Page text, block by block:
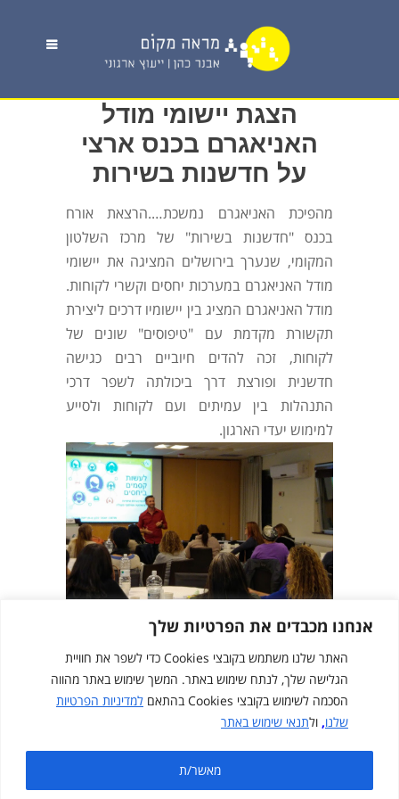
אנחנו מכבדים את הפרטיות שלך
האתר שלנו משתמש בקובצי Cookies כדי לשפר את חוויית
הגלישה שלך, לנתח שימוש באתר. המשך שימוש באתר מהווה
הסכמה לשימוש בקובצי Cookies בהתאם
למדיניות הפרטיות
שלנו, ולתנאי שימוש באתר
מאשר/ת
הצגת יישומי מודל
האניאגרם בכנס ארצי
על חדשנות בשירות
מהפיכת האניאגרם נמשכת….הרצאת אורח
בכנס "חדשנות בשירות" של מרכז השלטון
המקומי, שנערך בירושלים המציגה את יישומי
מודל האניאגרם במערכות יחסים וקשרי לקוחות.
מודל האניאגרם המציג בין יישומיו דרכים ליצירת
תקשורת מקדמת עם "טיפוסים" שונים של
לקוחות, זכה להדים חיוביים רבים כגישה
חדשנית ופורצת דרך ביכולתה לשפר דרכי
התנהלות בין עמיתים ועם לקוחות ולסייע
למימוש יעדי הארגון.
מודל האניאגרם בכנס ארצי על חדשנות בשירות